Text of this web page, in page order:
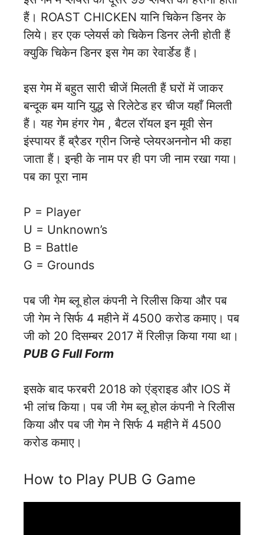
हैं। ROAST CHICKEN यानि चिकेन डिनर के
लिये। हर एक प्लेयर्स को चिकेन डिनर लेनी होती हैं
क्युकि चिकेन डिनर इस गेम का रेवार्डेड हैं।
इस गेम में बहुत सारी चीजें मिलती हैं घरों में जाकर
बन्दूक बम यानि युद्ध से रिलेटेड हर चीज यहाँ मिलती
हैं। यह गेम हंगर गेम , बैटल रॉयल इन मूवी सेन
इंस्पायर हैं ब्रैडर ग्रीन जिन्हे प्लेयरअननोन भी कहा
जाता हैं। इन्ही के नाम पर ही पग जी नाम रखा गया।
पब का पूरा नाम
P = Player
U = Unknown’s
B = Battle
G = Grounds
पब जी गेम ब्लू होल कंपनी ने रिलीस किया और पब
जी गेम ने सिर्फ 4 महीने में 4500 करोड कमाए। पब
जी को 20 दिसम्बर 2017 में रिलीज़ किया गया था।
PUB G Full Form
इसके बाद फरबरी 2018 को एंड्राइड और IOS में
भी लांच किया। पब जी गेम ब्लू होल कंपनी ने रिलीस
किया और पब जी गेम ने सिर्फ 4 महीने में 4500
करोड कमाए।
How to Play PUB G Game